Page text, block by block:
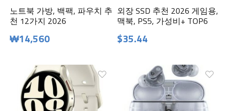
노트북 가방, 백팩, 파우치 추
천 12가지 2026
₩14,560
외장 SSD 추천 2026 게임용,
맥북, PS5, 가성비+ TOP6
$35.44